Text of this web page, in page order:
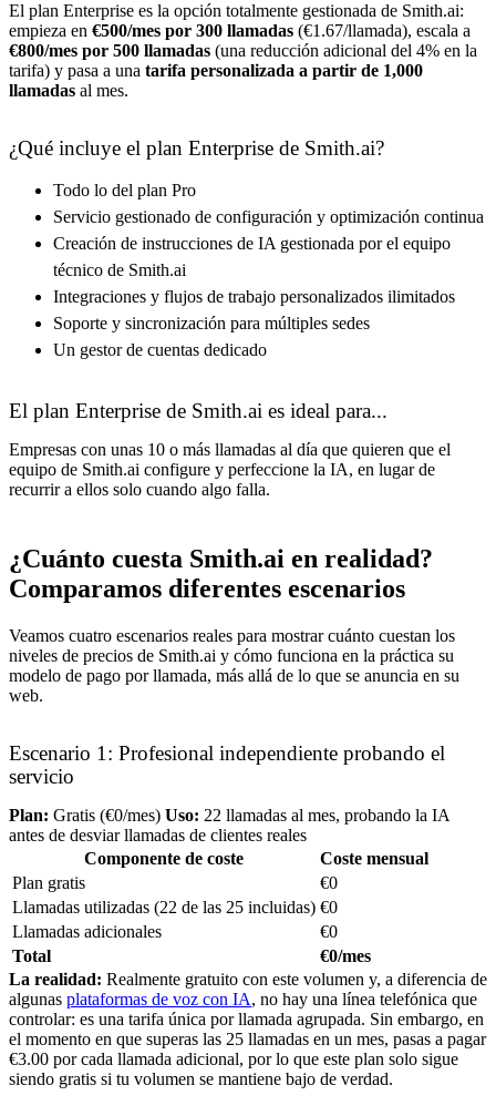
El plan Enterprise es la opción totalmente gestionada de Smith.ai:
empieza en €500/mes por 300 llamadas (€1.67/llamada), escala a
€800/mes por 500 llamadas (una reducción adicional del 4% en la
tarifa) y pasa a una tarifa personalizada a partir de 1,000
llamadas al mes.
¿Qué incluye el plan Enterprise de Smith.ai?
Todo lo del plan Pro
Servicio gestionado de configuración y optimización continua
Creación de instrucciones de IA gestionada por el equipo
técnico de Smith.ai
Integraciones y flujos de trabajo personalizados ilimitados
Soporte y sincronización para múltiples sedes
Un gestor de cuentas dedicado
El plan Enterprise de Smith.ai es ideal para...
Empresas con unas 10 o más llamadas al día que quieren que el
equipo de Smith.ai configure y perfeccione la IA, en lugar de
recurrir a ellos solo cuando algo falla.
¿Cuánto cuesta Smith.ai en realidad?
Comparamos diferentes escenarios
Veamos cuatro escenarios reales para mostrar cuánto cuestan los
niveles de precios de Smith.ai y cómo funciona en la práctica su
modelo de pago por llamada, más allá de lo que se anuncia en su
web.
Escenario 1: Profesional independiente probando el
servicio
Plan: Gratis (€0/mes) Uso: 22 llamadas al mes, probando la IA
antes de desviar llamadas de clientes reales
Componente de coste
Coste mensual
Plan gratis
€0
Llamadas utilizadas (22 de las 25 incluidas) €0
Llamadas adicionales
€0
Total
€0/mes
La realidad: Realmente gratuito con este volumen y, a diferencia de
algunas plataformas de voz con IA, no hay una línea telefónica que
controlar: es una tarifa única por llamada agrupada. Sin embargo, en
el momento en que superas las 25 llamadas en un mes, pasas a pagar
€3.00 por cada llamada adicional, por lo que este plan solo sigue
siendo gratis si tu volumen se mantiene bajo de verdad.